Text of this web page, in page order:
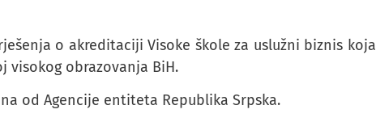
o akreditaciji Visoke škole za uslužni biznis koja
visokog obrazovanja BiH.
od Agencije entiteta Republika Srpska.